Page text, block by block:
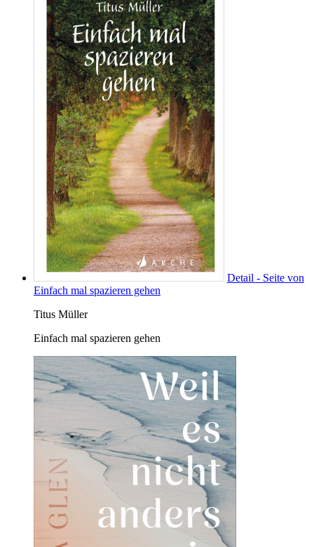
Detail - Seite von
Einfach mal spazieren gehen
Titus Müller
Einfach mal spazieren gehen